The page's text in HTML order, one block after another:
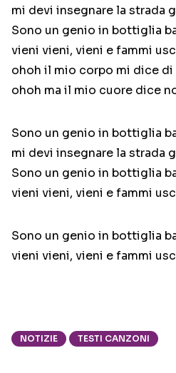
mi devi insegnare la strada
Sono un genio in bottiglia
vieni vieni, vieni e fammi
ohoh il mio corpo mi dice di
ohoh ma il mio cuore dice
Sono un genio in bottiglia
mi devi insegnare la strada
Sono un genio in bottiglia
vieni vieni, vieni e fammi
Sono un genio in bottiglia
vieni vieni, vieni e fammi
NOTIZIE TESTI CANZONI